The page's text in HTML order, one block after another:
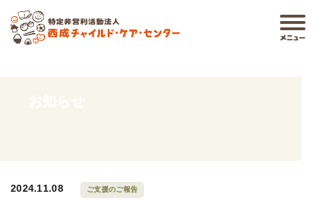
2024.11.08 ご支援のご報告